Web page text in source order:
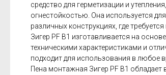
средство для герметизации и
огнестойкостью. Она используется
различных конструкциях, где
Зигер PF В1 изготавливается на
техническими характеристиками и
подходит для использования в любое
Пена монтажная Зигер PF В1